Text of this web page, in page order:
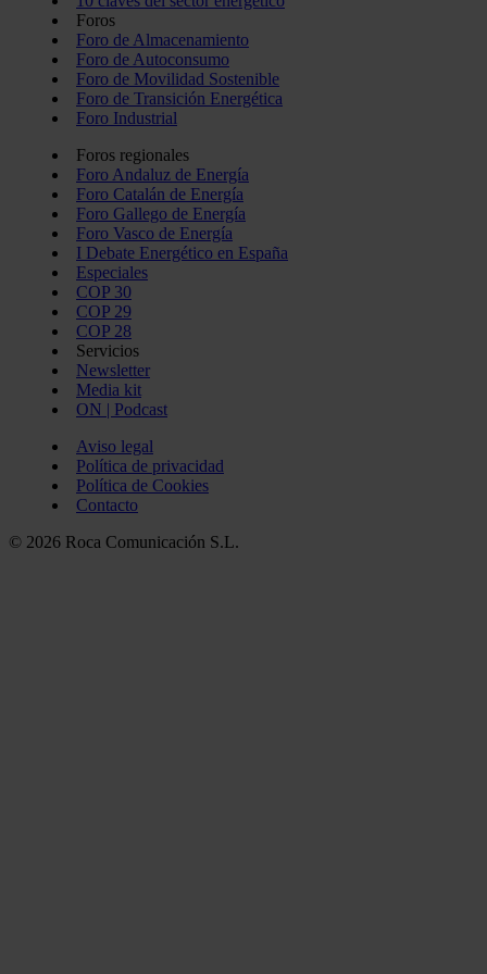
Foros
Foro de Almacenamiento
Foro de Autoconsumo
Foro de Movilidad Sostenible
Foro de Transición Energética
Foro Industrial
Foros regionales
Foro Andaluz de Energía
Foro Catalán de Energía
Foro Gallego de Energía
Foro Vasco de Energía
I Debate Energético en España
Especiales
COP 30
COP 29
COP 28
Servicios
Newsletter
Media kit
ON | Podcast
Aviso legal
Política de privacidad
Política de Cookies
Contacto
© 2026 Roca Comunicación S.L.